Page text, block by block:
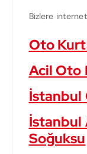
Bizlere
Oto
Acil Oto
İstanbul
İstanbul
Soğuksu